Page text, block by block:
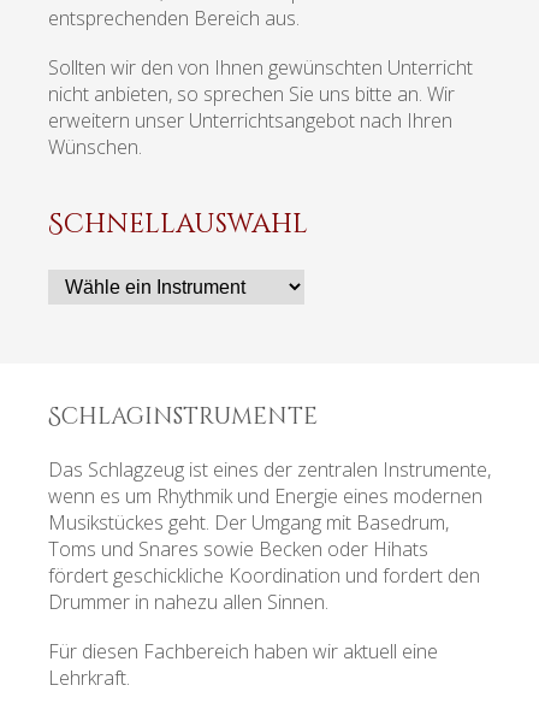
entsprechenden Bereich aus.
Sollten wir den von Ihnen gewünschten Unterricht
nicht anbieten, so sprechen Sie uns bitte an. Wir
erweitern unser Unterrichtsangebot nach Ihren
Wünschen.
Schnellauswahl
Zielseite
Schlaginstrumente
Das Schlagzeug ist eines der zentralen Instrumente,
wenn es um Rhythmik und Energie eines modernen
Musikstückes geht. Der Umgang mit Basedrum,
Toms und Snares sowie Becken oder Hihats
fördert geschickliche Koordination und fordert den
Drummer in nahezu allen Sinnen.
Für diesen Fachbereich haben wir aktuell eine
Lehrkraft.